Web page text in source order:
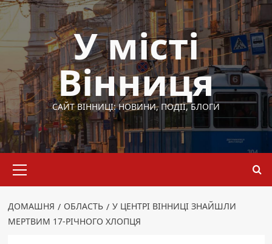
Перейти
до
вмісту
У місті
Вінниця
САЙТ ВІННИЦІ: НОВИНИ, ПОДІЇ, БЛОГИ
меню
ДОМАШНЯ ОБЛАСТЬ
У ЦЕНТРІ ВІННИЦІ ЗНАЙШЛИ
МЕРТВИМ 17-РІЧНОГО ХЛОПЦЯ